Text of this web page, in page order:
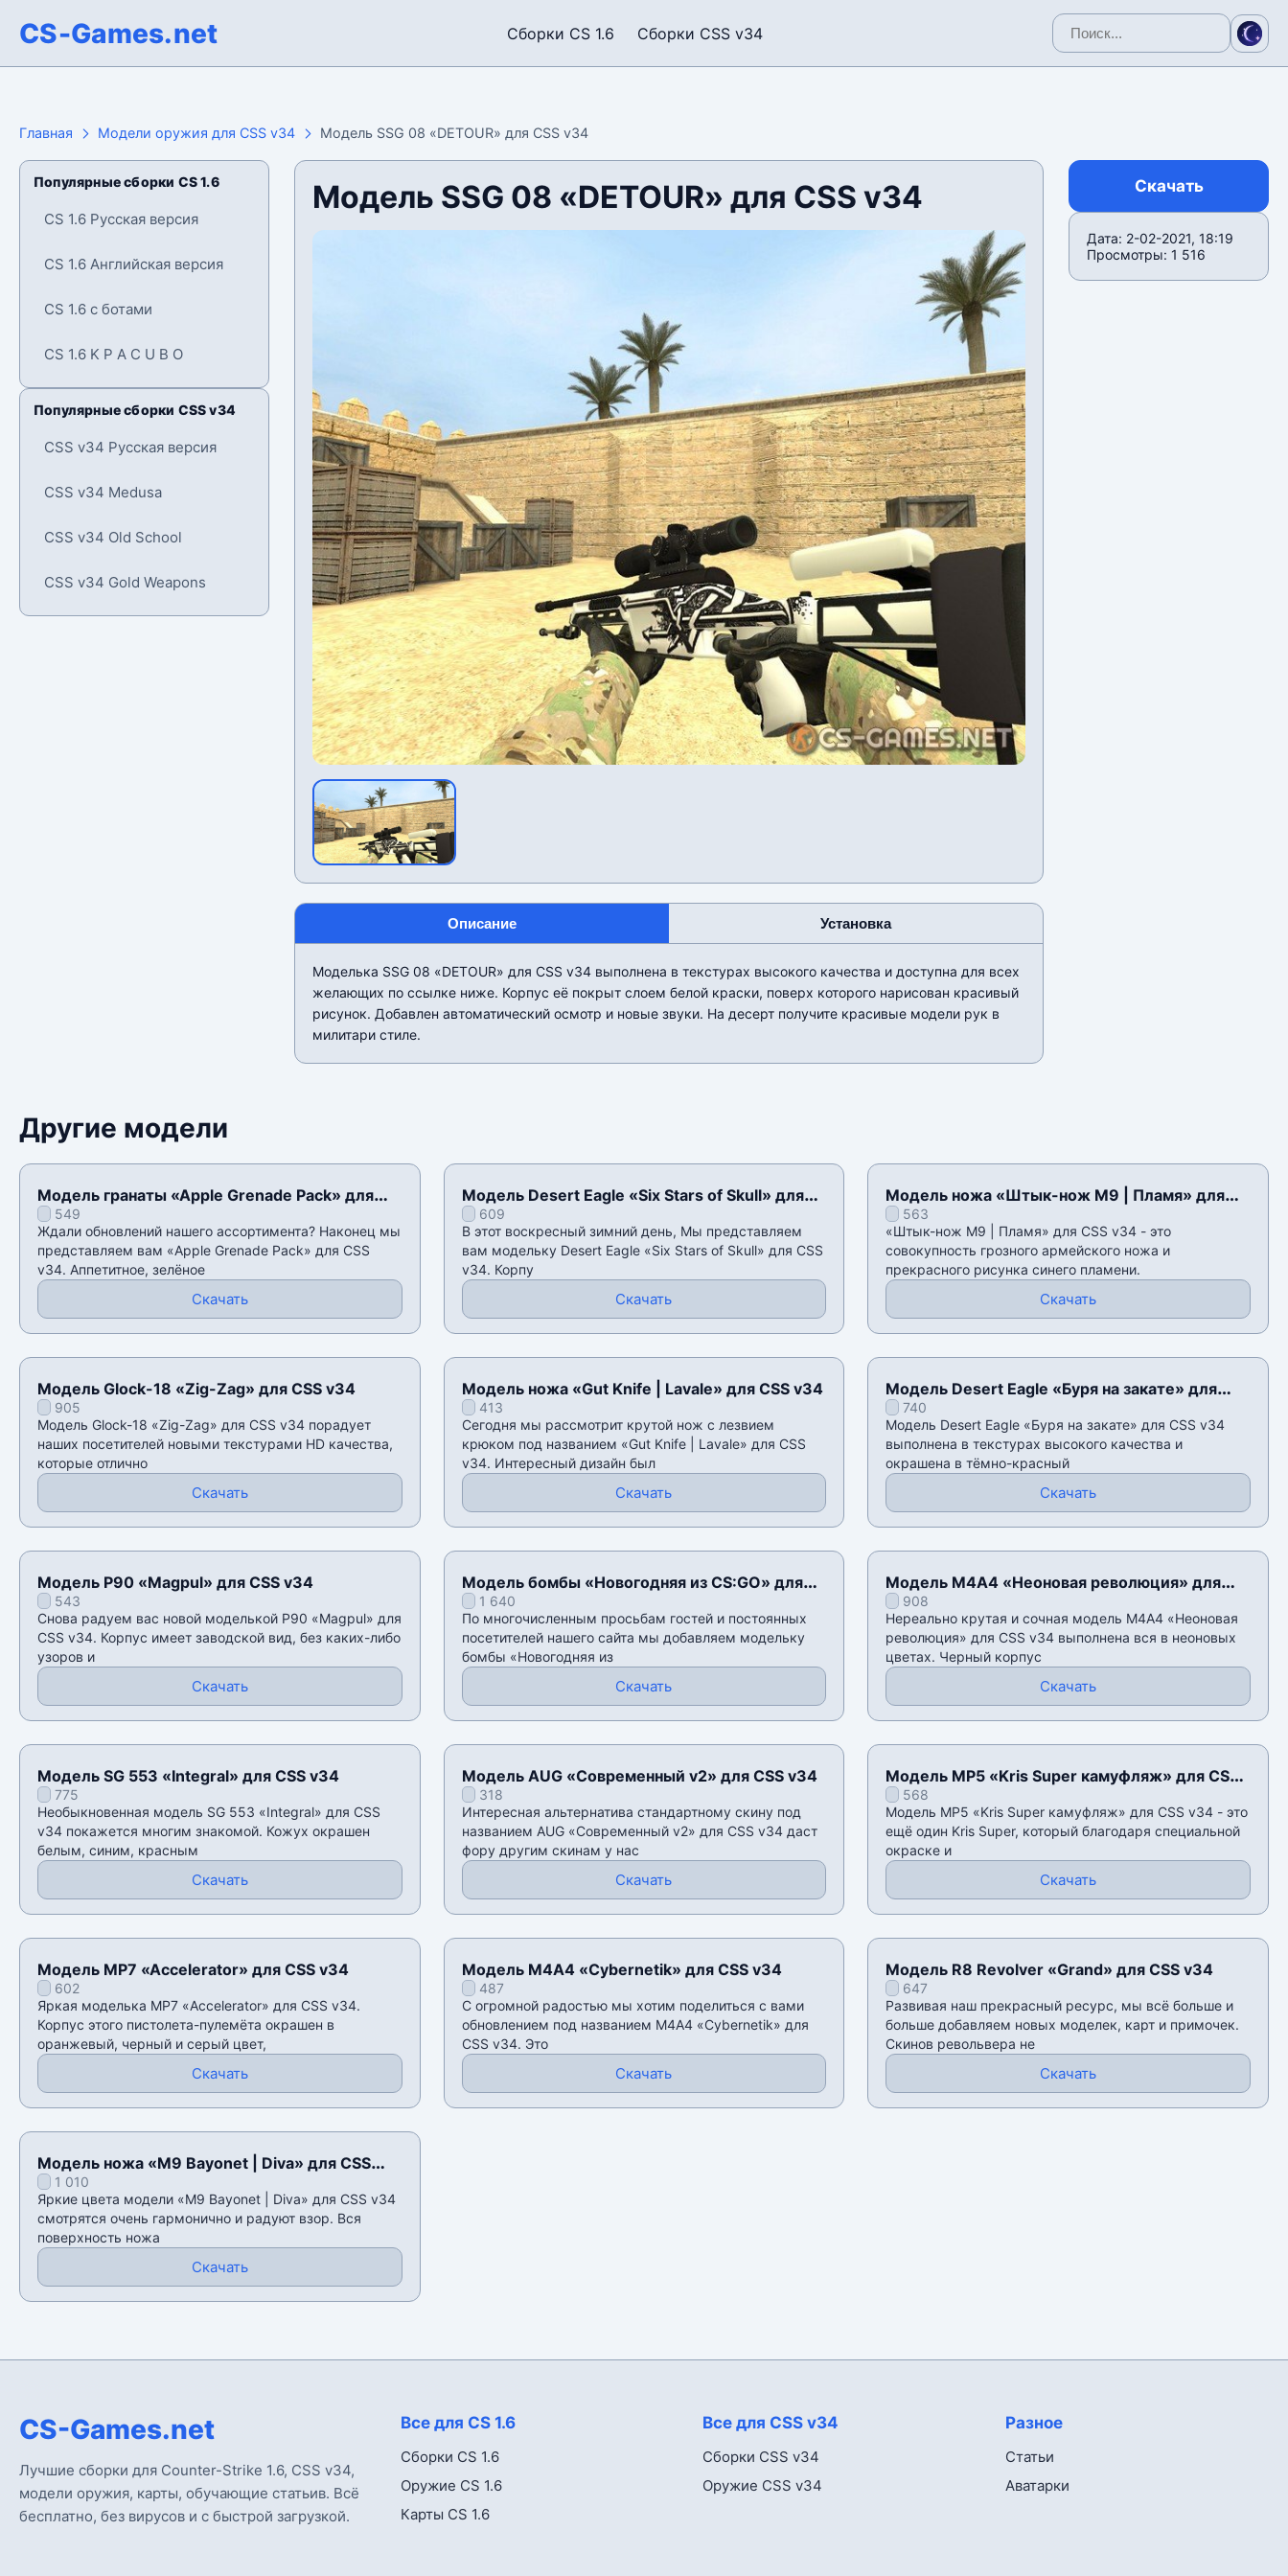
CS-Games.net Сборки CS 1.6 Сборки CSS v34
Главная Модели оружия для CSS v34 Модель SSG 08 «DETOUR» для CSS v34
Популярные сборки CS 1.6
CS 1.6 Русская версия
CS 1.6 Английская версия
CS 1.6 с ботами
CS 1.6 K P A C U B O
Популярные сборки CSS v34
CSS v34 Русская версия
CSS v34 Medusa
CSS v34 Old School
CSS v34 Gold Weapons
Модель SSG 08 «DETOUR» для CSS v34
Описание Установка
Моделька SSG 08 «DETOUR» для CSS v34 выполнена в текстурах высокого качества и доступна для всех
желающих по ссылке ниже. Корпус её покрыт слоем белой краски, поверх которого нарисован красивый
рисунок. Добавлен автоматический осмотр и новые звуки. На десерт получите красивые модели рук в
милитари стиле.
Скачать
Дата: 2-02-2021, 18:19
Просмотры: 1 516
Другие модели
Модель гранаты «Apple Grenade Pack» для
CSS v34
549
Ждали обновлений нашего ассортимента? Наконец мы
представляем вам «Apple Grenade Pack» для CSS
v34. Аппетитное, зелёное
Скачать
Модель Desert Eagle «Six Stars of Skull» для
CSS v34
609
В этот воскресный зимний день, Мы представляем
вам модельку Desert Eagle «Six Stars of Skull» для CSS
v34. Корпу
Скачать
Модель ножа «Штык-нож M9 | Пламя» для
CSS v34
563
«Штык-нож M9 | Пламя» для CSS v34 - это
совокупность грозного армейского ножа и
прекрасного рисунка синего пламени.
Скачать
Модель Glock-18 «Zig-Zag» для CSS v34
905
Модель Glock-18 «Zig-Zag» для CSS v34 порадует
наших посетителей новыми текстурами HD качества,
которые отлично
Скачать
Модель ножа «Gut Knife | Lavale» для CSS v34
413
Сегодня мы рассмотрит крутой нож с лезвием
крюком под названием «Gut Knife | Lavale» для CSS
v34. Интересный дизайн был
Скачать
Модель Desert Eagle «Буря на закате» для
CSS v34
740
Модель Desert Eagle «Буря на закате» для CSS v34
выполнена в текстурах высокого качества и
окрашена в тёмно-красный
Скачать
Модель P90 «Magpul» для CSS v34
543
Снова радуем вас новой моделькой P90 «Magpul» для
CSS v34. Корпус имеет заводской вид, без каких-либо
узоров и
Скачать
Модель бомбы «Новогодняя из CS:GO» для
CSS v34
1 640
По многочисленным просьбам гостей и постоянных
посетителей нашего сайта мы добавляем модельку
бомбы «Новогодняя из
Скачать
Модель M4A4 «Неоновая революция» для
CSS v34
908
Нереально крутая и сочная модель M4A4 «Неоновая
революция» для CSS v34 выполнена вся в неоновых
цветах. Черный корпус
Скачать
Модель SG 553 «Integral» для CSS v34
775
Необыкновенная модель SG 553 «Integral» для CSS
v34 покажется многим знакомой. Кожух окрашен
белым, синим, красным
Скачать
Модель AUG «Современный v2» для CSS v34
318
Интересная альтернатива стандартному скину под
названием AUG «Современный v2» для CSS v34 даст
фору другим скинам у нас
Скачать
Модель MP5 «Kris Super камуфляж» для CSS
v34568
Модель MP5 «Kris Super камуфляж» для CSS v34 - это
ещё один Kris Super, который благодаря специальной
окраске и
Скачать
Модель MP7 «Accelerator» для CSS v34
602
Яркая моделька MP7 «Accelerator» для CSS v34.
Корпус этого пистолета-пулемёта окрашен в
оранжевый, черный и серый цвет,
Скачать
Модель М4А4 «Cybernetik» для CSS v34
487
С огромной радостью мы хотим поделиться с вами
обновлением под названием М4А4 «Cybernetik» для
CSS v34. Это
Скачать
Модель R8 Revolver «Grand» для CSS v34
647
Развивая наш прекрасный ресурс, мы всё больше и
больше добавляем новых моделек, карт и примочек.
Скинов револьвера не
Скачать
Модель ножа «M9 Bayonet | Diva» для CSS
v341 010
Яркие цвета модели «M9 Bayonet | Diva» для CSS v34
смотрятся очень гармонично и радуют взор. Вся
поверхность ножа
Скачать
CS-Games.net
Лучшие сборки для Counter-Strike 1.6, CSS v34,
модели оружия, карты, обучающие статьив. Всё
бесплатно, без вирусов и с быстрой загрузкой.
Все для CS 1.6
Сборки CS 1.6
Оружие CS 1.6
Карты CS 1.6
Все для CSS v34
Сборки CSS v34
Оружие CSS v34
Разное
Статьи
Аватарки